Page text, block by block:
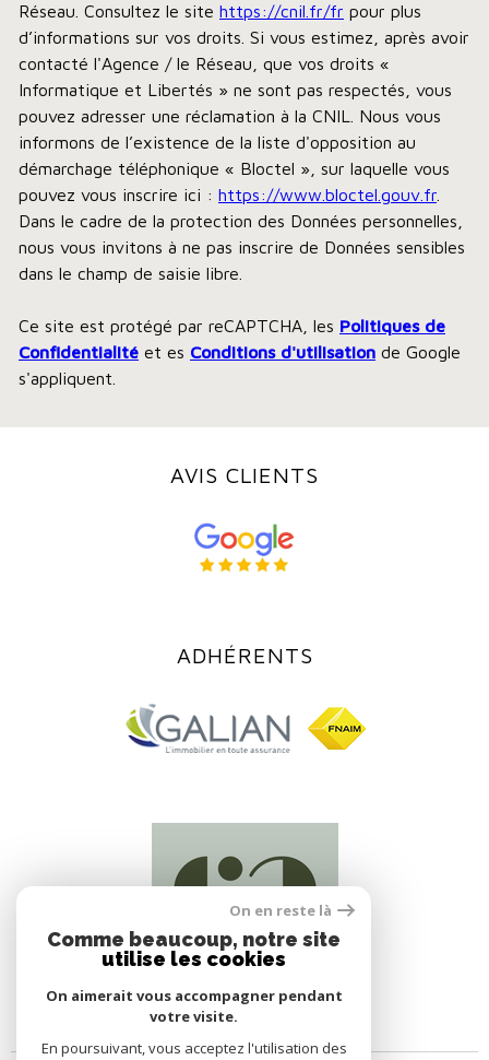
Réseau. Consultez le site https://cnil.fr/fr pour plus
d’informations sur vos droits. Si vous estimez, après avoir
contacté l'Agence / le Réseau, que vos droits «
Informatique et Libertés » ne sont pas respectés, vous
pouvez adresser une réclamation à la CNIL. Nous vous
informons de l’existence de la liste d'opposition au
démarchage téléphonique « Bloctel », sur laquelle vous
pouvez vous inscrire ici : https://www.bloctel.gouv.fr
Dans le cadre de la protection des Données personnelles,
nous vous invitons à ne pas inscrire de Données sensibles
dans le champ de saisie libre.
Ce site est protégé par reCAPTCHA, les Politiques de
Confidentialité et es Conditions d'utilisation de Google
s'appliquent.
AVIS CLIENTS
ADHÉRENTS
On en reste là
Comme beaucoup, notre site
utilise les cookies
On aimerait vous accompagner pendant
votre visite.
En poursuivant, vous acceptez l'utilisation des